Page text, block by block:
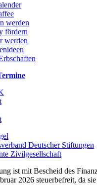
werden
fördern
werden
ist mit Bescheid des
2026 steuerbefreit, da